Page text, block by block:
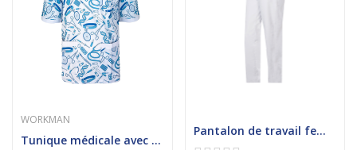
WORKMAN
Tunique médicale avec tissu imprimé
Pantalon de travail femme ventre plat